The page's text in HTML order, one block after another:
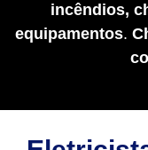
incêndios,
equipamentos.